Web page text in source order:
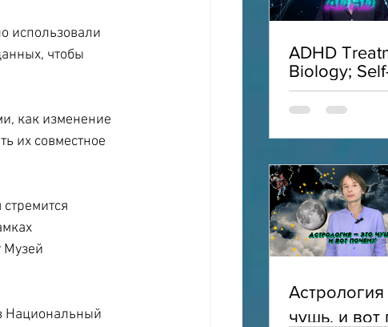
использовали
чтобы
как изменение
их совместное
Музей
Национальный
ADHD
Biology;
Acceptance;
Interviews;
чушь, и вот